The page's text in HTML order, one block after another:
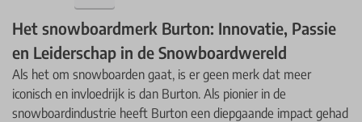
Het snowboardmerk Burton: Innovatie, Passie
en Leiderschap in de Snowboardwereld
Als het om snowboarden gaat, is er geen merk dat meer
iconisch en invloedrijk is dan Burton. Als pionier in de
snowboardindustrie heeft Burton een diepgaande impact gehad